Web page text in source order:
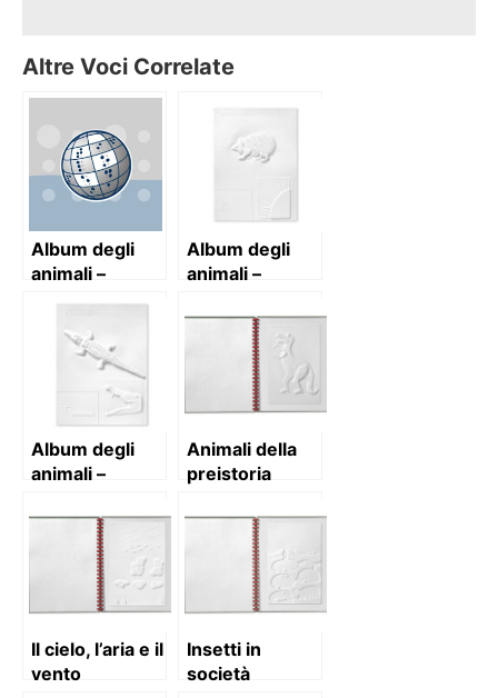
Altre Voci Correlate
Album degli
animali –
Album degli
animali –
Album degli
animali –
Animali della
preistoria
Il cielo, l’aria e il
vento
Insetti in
società